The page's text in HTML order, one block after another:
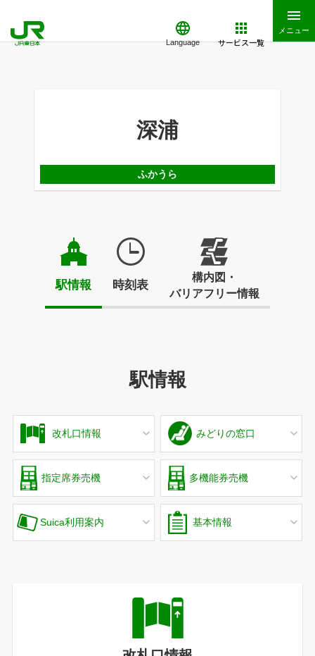
Language サービス一覧
メニュー
深浦
ふかうら
駅情報 時刻表
構内図・
バリアフリー情報
駅情報
改札口情報 みどりの窓口
指定席券売機 多機能券売機
Suica利用案内 基本情報